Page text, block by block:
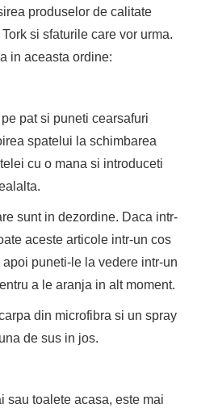
produselor de calitate
si sfaturile care vor urma.
in aceasta ordine:
pat si puneti cearsafuri
spatelui la schimbarea
cu o mana si introduceti
sunt in dezordine. Daca intr-
aceste articole intr-un cos
puneti-le la vedere intr-un
a le aranja in alt moment.
din microfibra si un spray
de sus in jos.
sau toalete acasa, este mai